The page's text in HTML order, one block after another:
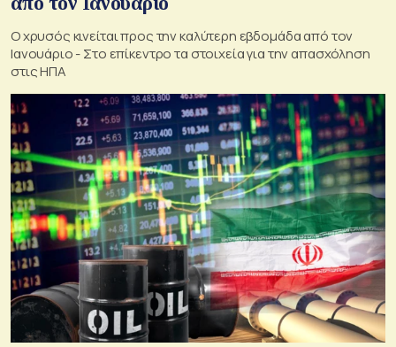
Ο χρυσός κινείται προς την καλύτερη εβδομάδα από τον
Ιανουάριο - Στο επίκεντρο τα στοιχεία για την απασχόληση
στις ΗΠΑ